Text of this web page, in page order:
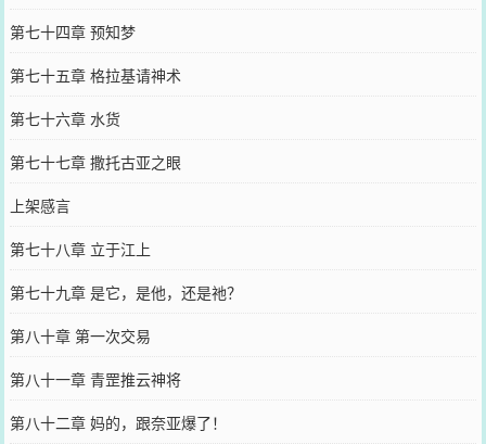
第七十四章 预知梦
第七十五章 格拉基请神术
第七十六章 水货
第七十七章 撒托古亚之眼
上架感言
第七十八章 立于江上
第七十九章 是它，是他，还是祂？
第八十章 第一次交易
第八十一章 青罡推云神将
第八十二章 妈的，跟奈亚爆了！